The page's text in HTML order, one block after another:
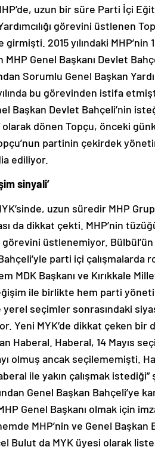
uzun bir süre Parti İçi
görevini üstlenen
girmişti. 2015 yılındaki
MHP Genel Başkanı Devlet
Sorumlu Genel Başkan
bu görevinden istifa
Başkan Devlet Bahçeli’nin
olarak dönen Topçu, önceki
partinin çekirdek
ediliyor.
sinyali’
uzun süredir MHP
da dikkat çekti. MHP’nin
üstlenemiyor.
parti içi çalışmalarda
MDK Başkanı ve Kırıkkale
ile birlikte hem parti
seçimler sonrasındaki
Yeni MYK’de dikkat çeken
Haberal. Haberal, 14 Mayıs
olmuş ancak seçilememişti.
ile yakın çalışmak
Genel Başkan Bahçeli’ye
Genel Başkanı olmak için
MHP’nin ve Genel Başkan
Bulut da MYK üyesi olarak